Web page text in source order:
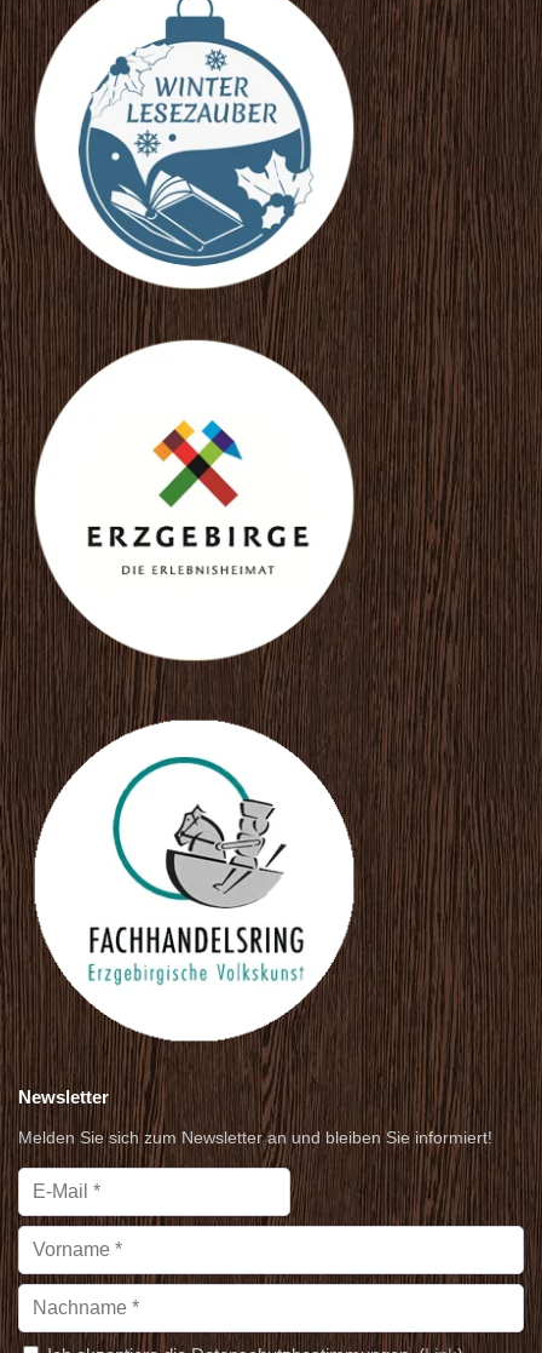
Newsletter
Melden Sie sich zum Newsletter an und bleiben Sie informiert!